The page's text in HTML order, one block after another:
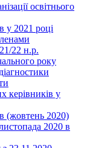
освітнього
у 2021 році
21/22 н.р.
року
керівників у
(жовтень 2020)
2020 в